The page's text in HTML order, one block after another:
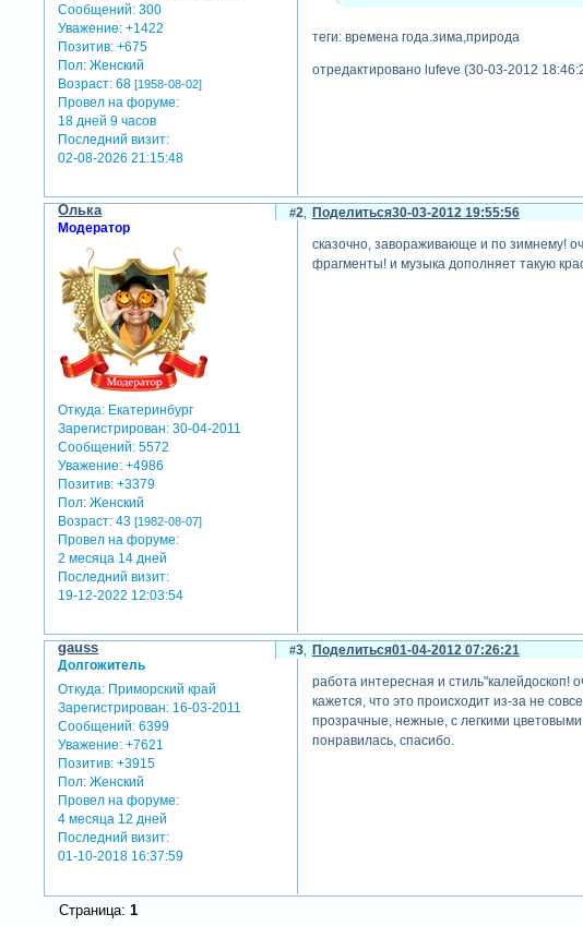
Сообщений: 300
Уважение: +1422
Позитив: +675
Пол: Женский
Возраст: 68[1958-08-02]
Провел на форуме:
18 дней 9 часов
Последний визит:
02-08-2026 21:15:48
теги: времена года.зима,природа
отредактировано lufeve (30-03-2012
Поделиться
2 30-03-2012 19:55:56
Олька
Модератор
Откуда: Екатеринбург
Зарегистрирован: 30-04-2011
Сообщений: 5572
Уважение: +4986
Позитив: +3379
Пол: Женский
Возраст: 43[1982-08-07]
Провел на форуме:
2 месяца 14 дней
Последний визит:
19-12-2022 12:03:54
сказочно, завораживающе и по зимнему!
фрагменты! и музыка дополняет такую
Поделиться
3 01-04-2012 07:26:21
gauss
Долгожитель
Откуда: Приморский край
Зарегистрирован: 16-03-2011
Сообщений: 6399
Уважение: +7621
Позитив: +3915
Пол: Женский
Провел на форуме:
4 месяца 12 дней
Последний визит:
01-10-2018 16:37:59
работа интересная и стиль"калейдоскоп!
кажется, что это происходит из-за не
прозрачные, нежные, с легкими
понравилась, спасибо.
Страница: 1